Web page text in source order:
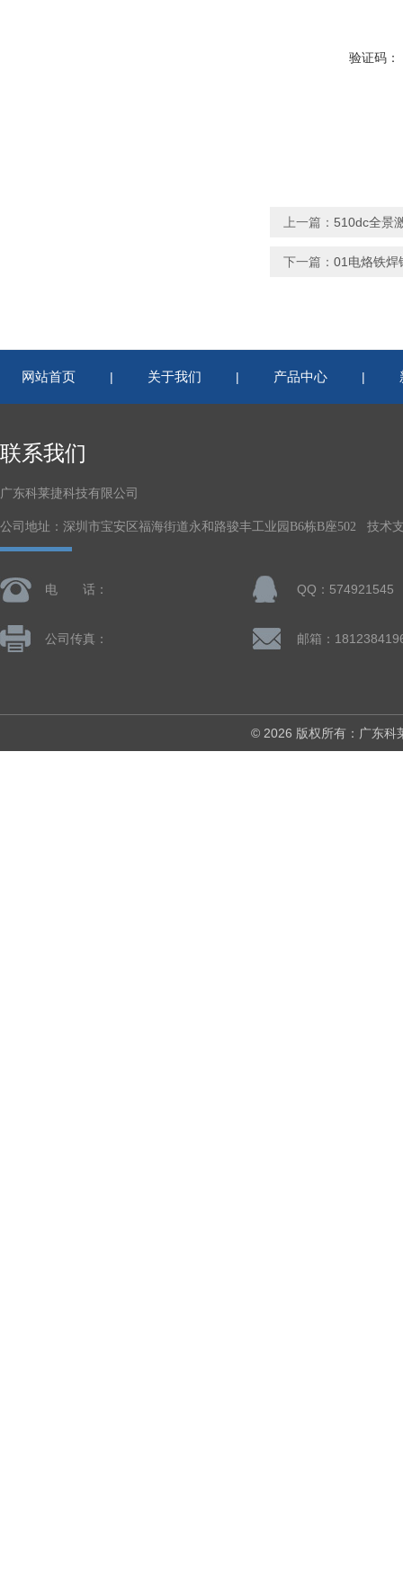
验证码：
上一篇： 510dc全景
下一篇： 01电烙铁焊
网站首页 | 关于我们 | 产品中心 |
联系我们
广东科莱捷科技有限公司
公司地址：深圳市宝安区福海街道永和路骏丰工业园B6栋B座502 技术
电 话： QQ：574921545
公司传真：
© 2026 版权所有：广东